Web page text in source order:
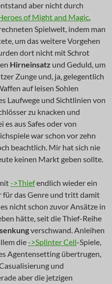
aber nicht durch
of Might and Magic,
Spielwelt, indem man
um das weitere Vorgehen
dort nicht mit Schrot
Hirneinsatz und Geduld, um
Zunge und, ja, gelegentlich
auf leisen Sohlen
Laufwege und Sichtlinien von
zu knacken und
es aus Safes oder von
war schon vor zehn
beachtlich. Mir hat sich nie
keinen Markt geben sollte.
->Thiefendlich wieder ein
für das Genre und tritt damit
nicht schon zuvor Ansätze in
hätte, seit die Thief-Reihe
verschwand. Anleihen
die->Splinter Cell-Spiele,
Agentensetting übertrugen,
und
aber die jetzigen